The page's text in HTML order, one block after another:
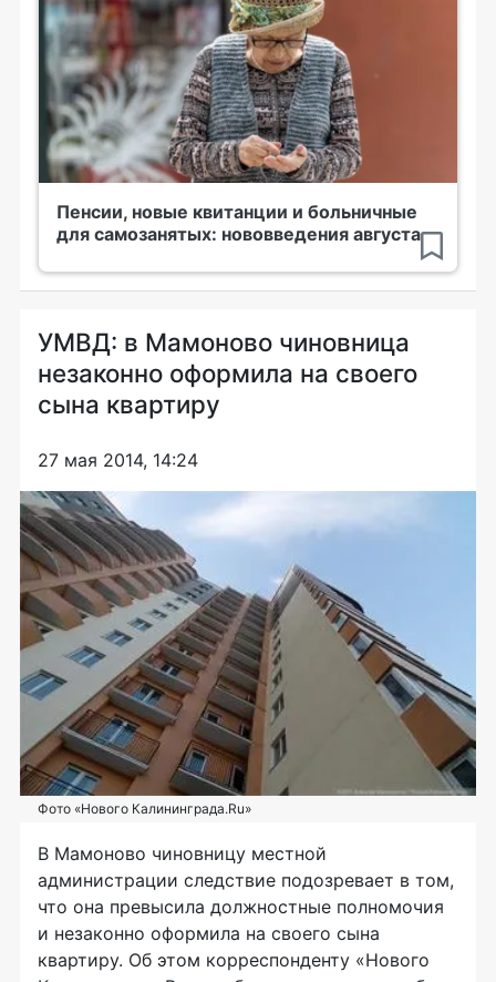
Пенсии, новые квитанции и больничные
для самозанятых: нововведения августа
УМВД: в Мамоново чиновница
незаконно оформила на своего
сына квартиру
27 мая 2014, 14:24
Фото «Нового Калининграда.Ru»
В Мамоново чиновницу местной
администрации следствие подозревает в том,
что она превысила должностные полномочия
и незаконно оформила на своего сына
квартиру. Об этом корреспонденту «Нового